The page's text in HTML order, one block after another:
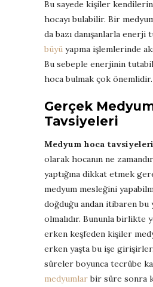
Bu sayede kişiler
hocayı bulabilir. Bir
da bazı danışanlarla enerji
büyü yapma işlemlerinde
Bu sebeple enerjinin
hoca bulmak çok önemlidir.
Gerçek
Tavsiyeleri
Medyum hoca tavsiyeleri
olarak hocanın ne
yaptığına dikkat etmek
medyum mesleğini
doğduğu andan itibaren bu
olmalıdır. Bununla birlikte
erken keşfeden kişiler
erken yaşta bu işe
süreler boyunca tecrübe
medyumlarbir süre sonra